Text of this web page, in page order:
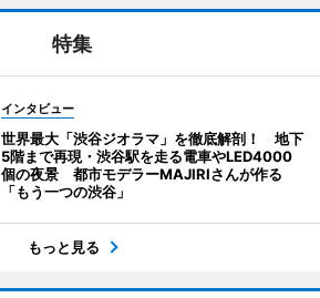
特集
インタビュー
世界最大「渋谷ジオラマ」を徹底解剖！ 地下
5階まで再現・渋谷駅を走る電車やLED4000
個の夜景 都市モデラーMAJIRIさんが作る
「もう一つの渋谷」
もっと見る